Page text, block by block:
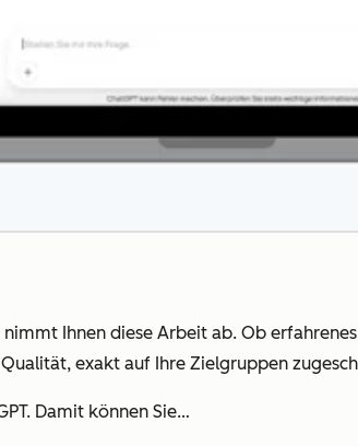
Ihnen diese Arbeit ab. Ob
exakt auf Ihre Zielgruppen
Damit können Sie…